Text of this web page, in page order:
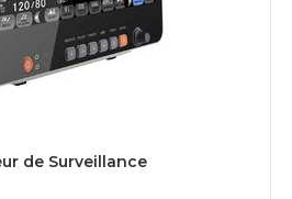
de Surveillance